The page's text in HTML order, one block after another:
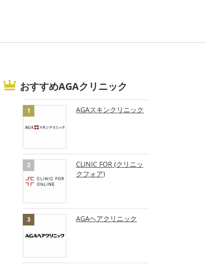
おすすめAGAクリニック
AGAスキンクリニック
CLINIC FOR (クリニッ
クフォア)
AGAヘアクリニック